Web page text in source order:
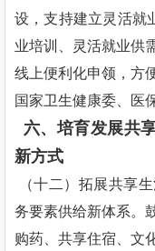
设，支持建立灵活就
业培训、灵活就业供
线上便利化申领，方
国家卫生健康委、医
六、培育发展共
新方式
（十二）拓展共享
务要素供给新体系。
购药、共享住宿、文